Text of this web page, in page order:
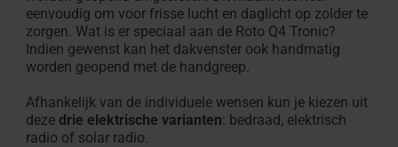
eenvoudig om voor frisse lucht en daglicht op zolder te
zorgen. Wat is er speciaal aan de Roto Q4 Tronic?
Indien gewenst kan het dakvenster ook handmatig
worden geopend met de handgreep.
Afhankelijk van de individuele wensen kun je kiezen uit
deze drie elektrische varianten: bedraad, elektrisch
radio of solar radio.